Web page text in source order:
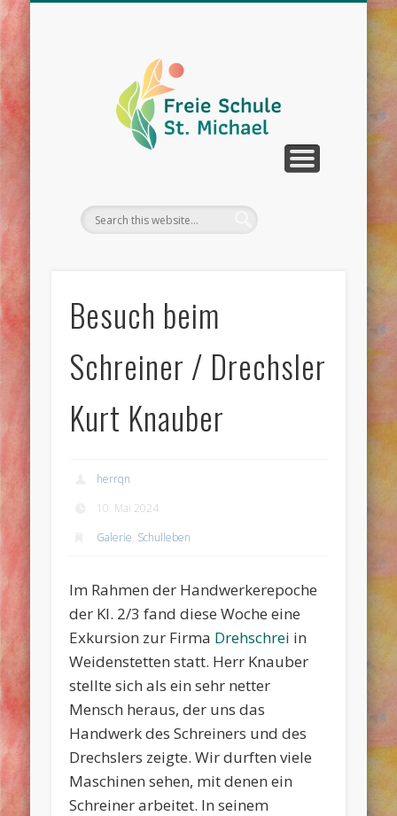
Besuch beim
Schreiner / Drechsler
Kurt Knauber
herrqn
10. Mai 2024
Galerie, Schulleben
Im Rahmen der Handwerkerepoche
der Kl. 2/3 fand diese Woche eine
Exkursion zur Firma Drehschrei in
Weidenstetten statt. Herr Knauber
stellte sich als ein sehr netter
Mensch heraus, der uns das
Handwerk des Schreiners und des
Drechslers zeigte. Wir durften viele
Maschinen sehen, mit denen ein
Schreiner arbeitet. In seinem